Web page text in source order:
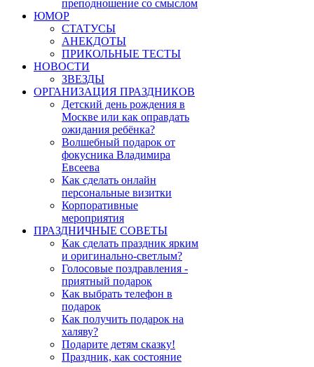
преподношение со смыслом
ЮМОР
СТАТУСЫ
АНЕКДОТЫ
ПРИКОЛЬНЫЕ ТЕСТЫ
НОВОСТИ
ЗВЕЗДЫ
ОРГАНИЗАЦИЯ ПРАЗДНИКОВ
Детский день рождения в
Москве или как оправдать
ожидания ребёнка?
Волшебный подарок от
фокусника Владимира
Евсеева
Как сделать онлайн
персональные визитки
Корпоративные
мероприятия
ПРАЗДНИЧНЫЕ СОВЕТЫ
Как сделать праздник ярким
и оригинально-светлым?
Голосовые поздравления -
приятный подарок
Как выбрать телефон в
подарок
Как получить подарок на
халяву?
Подарите детям сказку!
Праздник, как состояние